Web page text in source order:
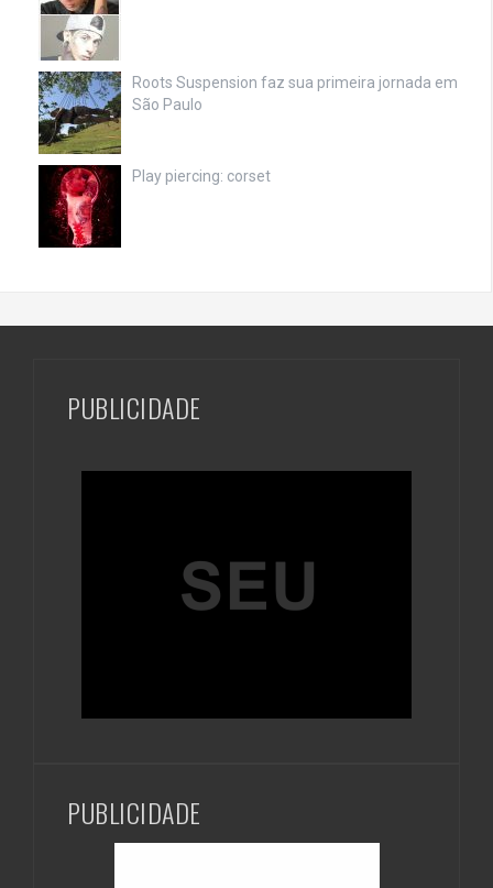
Roots Suspension faz sua primeira jornada em
São Paulo
Play piercing: corset
PUBLICIDADE
PUBLICIDADE